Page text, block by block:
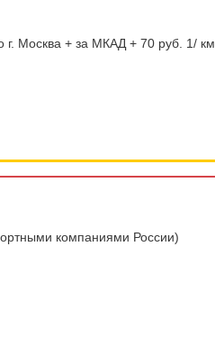
г. Москва + за МКАД + 70 руб. 1/ км.
компаниями России)